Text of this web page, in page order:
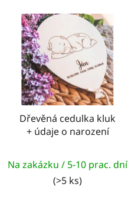
Dřevěná cedulka kluk
+ údaje o narození
Na zakázku / 5-10 prac. dní
(>5 ks)